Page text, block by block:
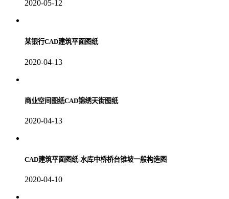
2020-05-12
某银行CAD建筑平面图纸
2020-04-13
商业空间图纸CAD锦绣天街图纸
2020-04-13
CAD建筑平面图纸-水库中桥桥台锥坡一般构造图
2020-04-10